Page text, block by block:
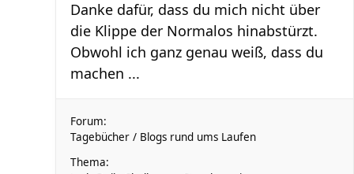
Danke dafür, dass du mich nicht über
die Klippe der Normalos hinabstürzt.
Obwohl ich ganz genau weiß, dass du
machen ...
Forum:
Tagebücher / Blogs rund ums Laufen
Thema: